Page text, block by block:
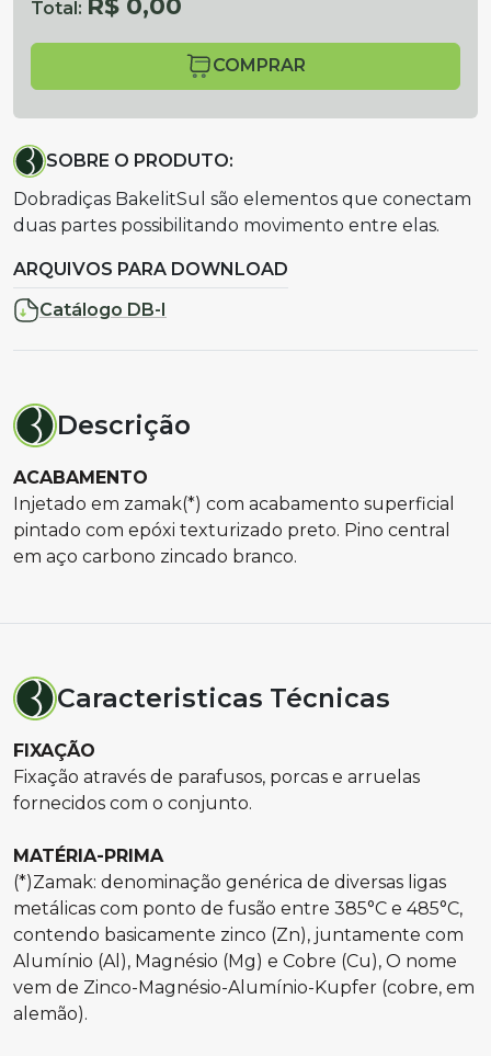
Total:
COMPRAR
SOBRE O PRODUTO:
Dobradiças BakelitSul são elementos que conectam
duas partes possibilitando movimento entre elas.
ARQUIVOS PARA DOWNLOAD
Catálogo DB-I
Descrição
ACABAMENTO
Injetado em zamak(*) com acabamento superficial
pintado com epóxi texturizado preto. Pino central
em aço carbono zincado branco.
Caracteristicas Técnicas
FIXAÇÃO
Fixação através de parafusos, porcas e arruelas
fornecidos com o conjunto.
MATÉRIA-PRIMA
(*)Zamak: denominação genérica de diversas ligas
metálicas com ponto de fusão entre 385°C e 485°C,
contendo basicamente zinco (Zn), juntamente com
Alumínio (Al), Magnésio (Mg) e Cobre (Cu), O nome
vem de Zinco-Magnésio-Alumínio-Kupfer (cobre, em
alemão).